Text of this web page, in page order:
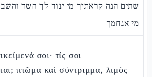
שתים הנה קראתיך מי ינוד לך השד
מי אנחמך
σοι· τίς σοι
πτῶμα καὶ σύντριμμα, λιμὸς